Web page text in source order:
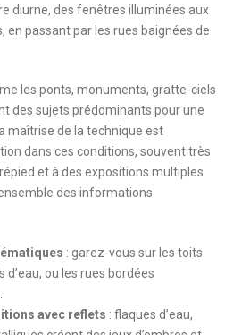
diurne, des fenêtres illuminées aux
passant par les rues baignées de
les ponts, monuments, gratte-ciels
des sujets prédominants pour une
maîtrise de la technique est
dans ces conditions, souvent très
et à des expositions multiples
des informations
: garez-vous sur les toits
ou les rues bordées
avec reflets : flaques d’eau,